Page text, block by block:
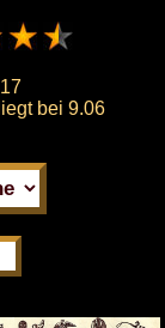
bei 9.06